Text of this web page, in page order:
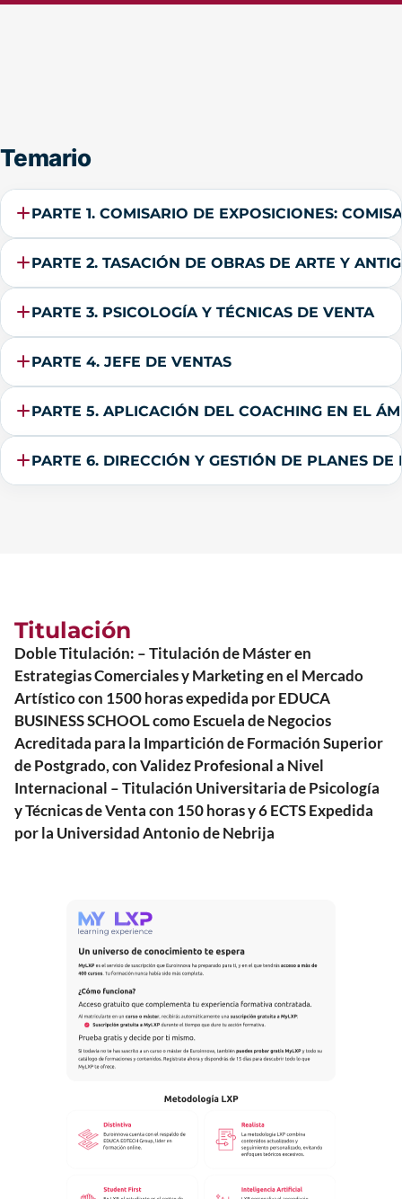
Temario
PARTE 1. COMISARIO DE EXPOSICIONES:
PARTE 2. TASACIÓN DE OBRAS DE ARTE Y
PARTE 3. PSICOLOGÍA Y TÉCNICAS DE VENTA
PARTE 4. JEFE DE VENTAS
PARTE 5. APLICACIÓN DEL COACHING EN EL
PARTE 6. DIRECCIÓN Y GESTIÓN DE PLANES DE
Titulación
Doble Titulación: – Titulación de Máster en
Estrategias Comerciales y Marketing en el Mercado
Artístico con 1500 horas expedida por EDUCA
BUSINESS SCHOOL como Escuela de Negocios
Acreditada para la Impartición de Formación Superior
de Postgrado, con Validez Profesional a Nivel
Internacional – Titulación Universitaria de Psicología
y Técnicas de Venta con 150 horas y 6 ECTS Expedida
por la Universidad Antonio de Nebrija